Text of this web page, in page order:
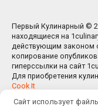
Первый Кулинарный ©
находящиеся на
действующим законом
копирование
гиперссылки на сайт
Для приобретения
Cook It
Сайт использует